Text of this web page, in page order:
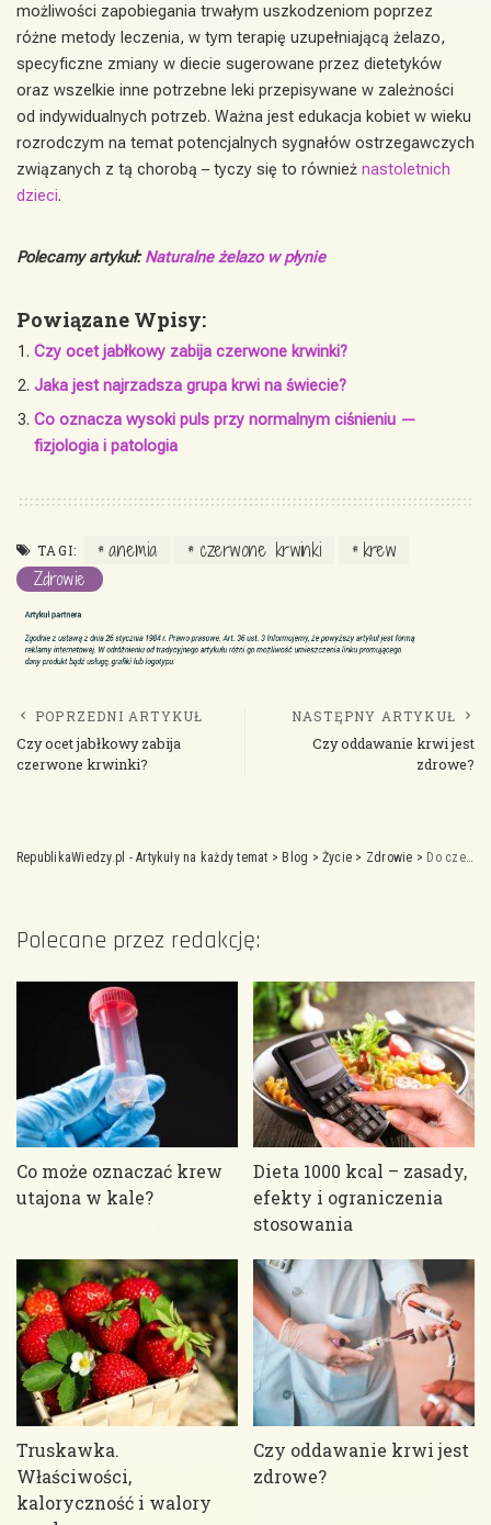
możliwości zapobiegania trwałym uszkodzeniom poprzez
różne metody leczenia, w tym terapię uzupełniającą żelazo,
specyficzne zmiany w diecie sugerowane przez dietetyków
oraz wszelkie inne potrzebne leki przepisywane w zależności
od indywidualnych potrzeb. Ważna jest edukacja kobiet w wieku
rozrodczym na temat potencjalnych sygnałów ostrzegawczych
związanych z tą chorobą – tyczy się to również nastoletnich
dzieci.
Polecamy artykuł:Naturalne żelazo w płynie
Powiązane Wpisy:
Czy ocet jabłkowy zabija czerwone krwinki?
Jaka jest najrzadsza grupa krwi na świecie?
Co oznacza wysoki puls przy normalnym ciśnieniu —
fizjologia i patologia
TAGI: anemia czerwone krwinki krew
Zdrowie
POPRZEDNI ARTYKUŁ
Czy ocet jabłkowy zabija
czerwone krwinki?
NASTĘPNY ARTYKUŁ
Czy oddawanie krwi jest
zdrowe?
RepublikaWiedzy.pl - Artykuły na każdy temat > Blog > Życie > Zdrowie > Do czego prowadzi nieleczona anemia? Poznaj sposoby leczenia i zapobiegania
Polecane przez redakcję:
Co może oznaczać krew
utajona w kale?
Dieta 1000 kcal – zasady,
efekty i ograniczenia
stosowania
Truskawka.
Właściwości,
kaloryczność i walory
Czy oddawanie krwi jest
zdrowe?